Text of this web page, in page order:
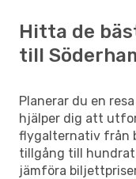
Hitta de
till
Planerar du en
hjälper dig att
flygalternativ från
tillgång till
jämföra